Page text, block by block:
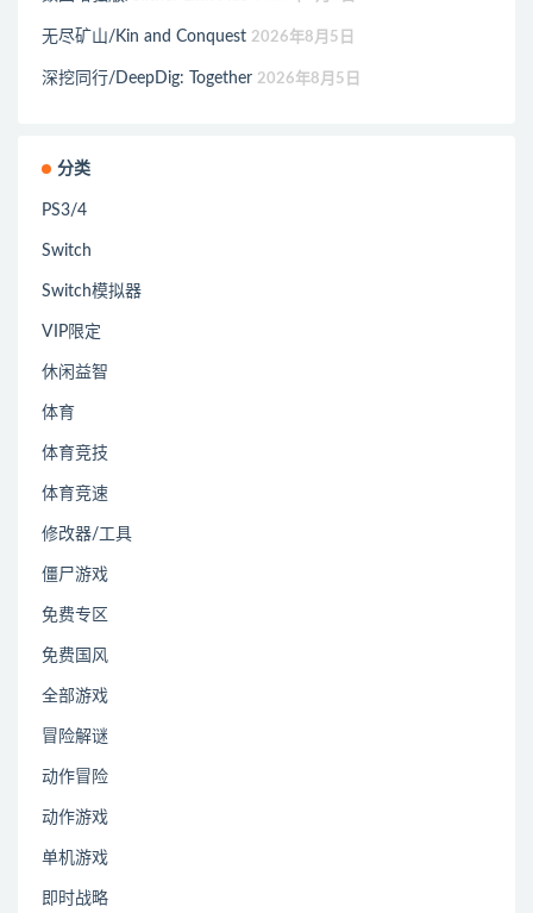
无尽矿山/Kin and Conquest 2026年8月5日
深挖同行/DeepDig: Together 2026年8月5日
分类
PS3/4
Switch
Switch模拟器
VIP限定
休闲益智
体育
体育竞技
体育竞速
修改器/工具
僵尸游戏
免费专区
免费国风
全部游戏
冒险解谜
动作冒险
动作游戏
单机游戏
即时战略